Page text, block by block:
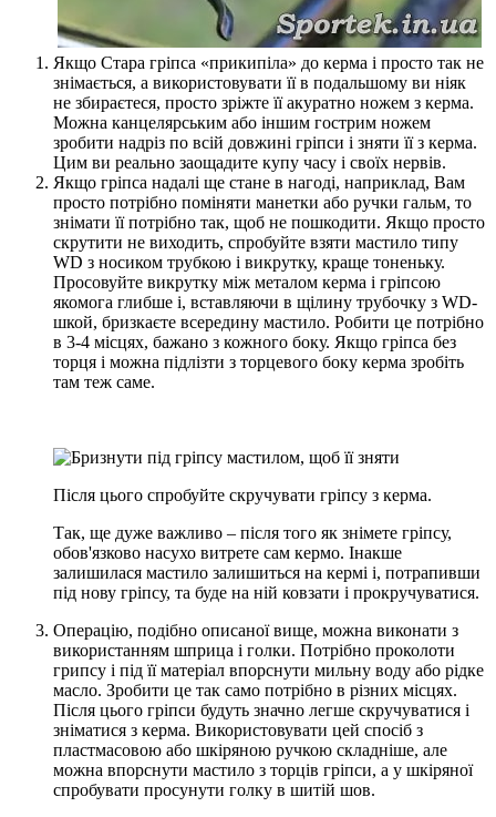
Якщо Стара гріпса «прикипіла» до керма і просто так не
знімається, а використовувати її в подальшому ви ніяк
не збираєтеся, просто зріжте її акуратно ножем з керма.
Можна канцелярським або іншим гострим ножем
зробити надріз по всій довжині гріпси і зняти її з керма.
Цим ви реально заощадите купу часу і своїх нервів.
Якщо гріпса надалі ще стане в нагоді, наприклад, Вам
просто потрібно поміняти манетки або ручки гальм, то
знімати її потрібно так, щоб не пошкодити. Якщо просто
скрутити не виходить, спробуйте взяти мастило типу
WD з носиком трубкою і викрутку, краще тоненьку.
Просовуйте викрутку між металом керма і гріпсою
якомога глибше і, вставляючи в щілину трубочку з WD-
шкой, бризкаєте всередину мастило. Робити це потрібно
в 3-4 місцях, бажано з кожного боку. Якщо гріпса без
торця і можна підлізти з торцевого боку керма зробіть
там теж саме.
Після цього спробуйте скручувати гріпсу з керма.
Так, ще дуже важливо – після того як знімете гріпсу,
обов'язково насухо витрете сам кермо. Інакше
залишилася мастило залишиться на кермі і, потрапивши
під нову гріпсу, та буде на ній ковзати і прокручуватися.
Операцію, подібно описаної вище, можна виконати з
використанням шприца і голки. Потрібно проколоти
грипсу і під її матеріал впорснути мильну воду або рідке
масло. Зробити це так само потрібно в різних місцях.
Після цього гріпси будуть значно легше скручуватися і
зніматися з керма. Використовувати цей спосіб з
пластмасовою або шкіряною ручкою складніше, але
можна впорснути мастило з торців гріпси, а у шкіряної
спробувати просунути голку в шитій шов.